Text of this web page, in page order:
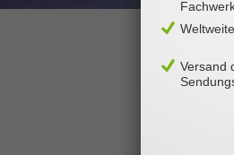
Versand